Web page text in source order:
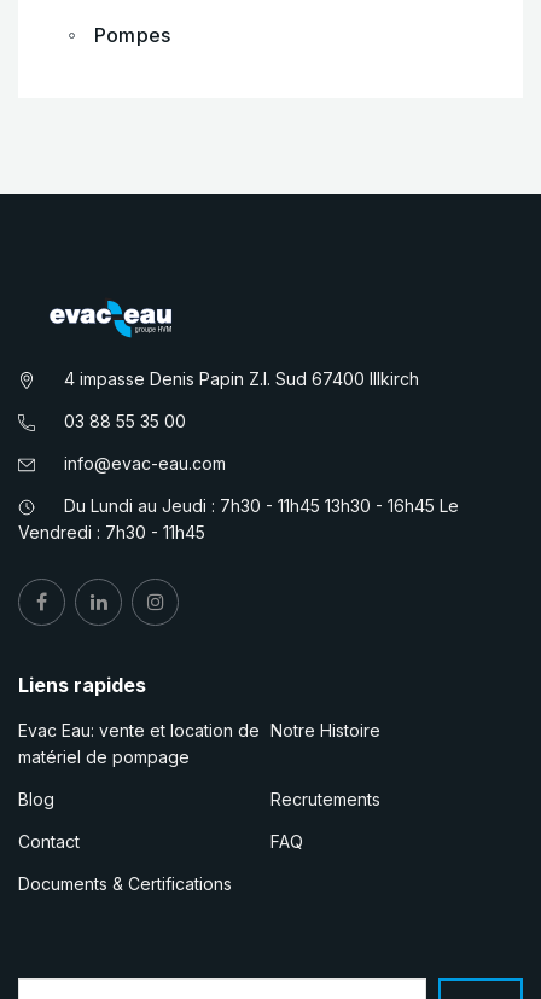
Pompes
4 impasse Denis Papin Z.I. Sud 67400 Illkirch
03 88 55 35 00
info@evac-eau.com
Du Lundi au Jeudi : 7h30 - 11h45 13h30 - 16h45 Le
Vendredi : 7h30 - 11h45
Liens rapides
Evac Eau: vente et location de
matériel de pompage
Notre Histoire
Blog Recrutements
Contact FAQ
Documents & Certifications